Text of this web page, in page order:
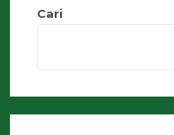
Cari